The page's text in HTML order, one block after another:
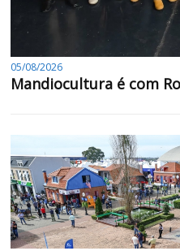
05/08/2026
Mandiocultura é com